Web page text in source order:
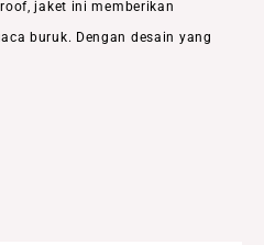
jaket ini memberikan
buruk. Dengan desain yang